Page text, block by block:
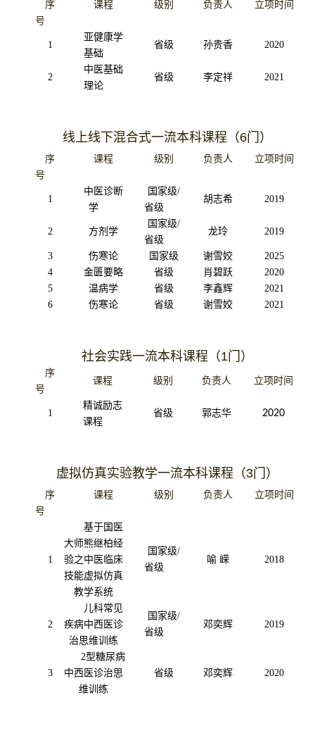
序
号
课程 级别 负责人 立项时间
1
亚健康学
基础
省级 孙贵香 2020
2
中医基础
理论
省级 李定祥 2021
线上线下混合式一流本科课程 （6门 ）
序
号
课程 级别 负责人 立项时间
1
中医诊断
学
国家级/
省级
胡志希 2019
2 方剂学
国家级/
省级
龙玲 2019
3 伤寒论 国家级 谢雪姣
2025
4
金匮要略 省级 肖碧跃
2020
5
温病学 省级 李鑫辉
2021
6
伤寒论 省级 谢雪姣 2021
社会实践一流本科课程 （1门 ）
序
号
课程 级别 负责人 立项时间
1
精诚励志
课程
省级 郭志华 2020
虚拟仿真实验教学一流本科课程 （3门 ）
序
号
课程 级别 负责人 立项时间
1
基于国医
大师熊继柏经
验之中医临床
技能虚拟仿真
教学系统
国家级/
省级
喻 嵘 2018
2
儿科常见
疾病中西医诊
治思维训练
国家级/
省级
邓奕辉 2019
3
2型糖尿病
中西医诊治思
维训练
省级 邓奕辉 2020